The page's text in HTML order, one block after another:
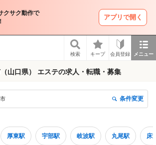
クサク動作で
アプリで開く
検索 キープ 会員登録 メニュー
山口県） エステの求人・転職・募集
条件変更
厚東駅 宇部駅 岐波駅 丸尾駅 床